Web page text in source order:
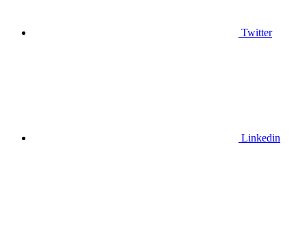
Twitter
Linkedin